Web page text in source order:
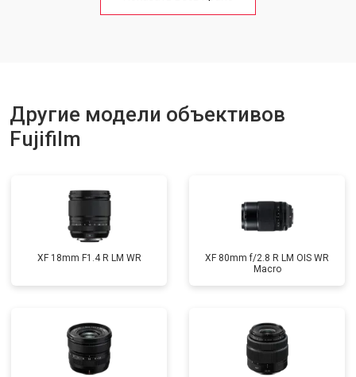
Другие модели объективов
Fujifilm
XF 18mm F1.4 R LM WR
XF 80mm f/2.8 R LM OIS WR
Macro